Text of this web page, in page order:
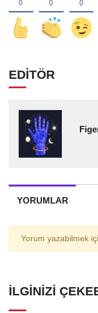
EDİTÖR
YORUMLAR
Yorum yazabilmek
İLGINIZI